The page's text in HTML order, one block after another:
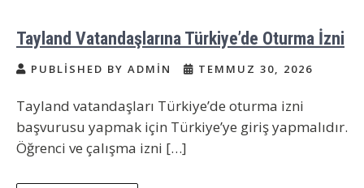
Tayland Vatandaşlarına Türkiye’de Oturma İzni
PUBLISHED BY ADMIN TEMMUZ 30, 2026
Tayland vatandaşları Türkiye’de oturma izni
başvurusu yapmak için Türkiye’ye giriş yapmalıdır.
Öğrenci ve çalışma izni […]